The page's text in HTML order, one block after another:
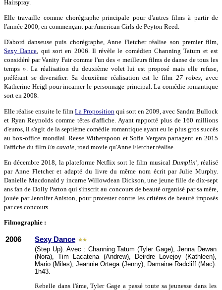
Hairspray.
Elle travaille comme chorégraphe principale pour d'autres films à partir de
l'année 2000, en commençant par American Girls de Peyton Reed.
D'abord danseuse puis chorégraphe, Anne Fletcher réalise son premier film,
Sexy Dance, qui sort en 2006. Il révèle le comédien Channing Tatum et est
considéré par Vanity Fair comme l'un des « meilleurs films de danse de tous les
temps ». La réalisation du deuxième volet lui est proposé mais elle refuse,
préférant se diversifier. Sa deuxième réalisation est le film 27 robes, avec
Katherine Heigl pour incarner le personnage principal. La comédie romantique
sort en 2008.
Elle réalise ensuite le film La Proposition qui sort en 2009, avec Sandra Bullock
et Ryan Reynolds comme têtes d'affiche. Ayant rapporté plus de 160 millions
d'euros, il s'agit de la septième comédie romantique ayant eu le plus gros succès
au box-office mondial. Reese Witherspoon et Sofia Vergara partagent en 2015
l'affiche du film En cavale , road movie qu'Anne Fletcher réalise.
En décembre 2018, la plateforme Netflix sort le film musical Dumplin', réalisé
par Anne Fletcher et adapté du livre du même nom écrit par Julie Murphy.
Danielle Macdonald y incarne Willowdean Dickson, une jeune fille de dix-sept
ans fan de Dolly Parton qui s'inscrit au concours de beauté organisé par sa mère,
jouée par Jennifer Aniston, pour protester contre les critères de beauté imposés
par ces concours.
Filmographie :
2006 Sexy Dance
(Step Up). Avec : Channing Tatum (Tyler Gage), Jenna Dewan
(Nora), Tim Lacatena (Andrew), Deirdre Lovejoy (Kathleen),
Mario (Miles), Jeannie Ortega (Jenny), Damaine Radcliff (Mac).
1h43.
Rebelle dans l'âme, Tyler Gage a passé toute sa jeunesse dans les